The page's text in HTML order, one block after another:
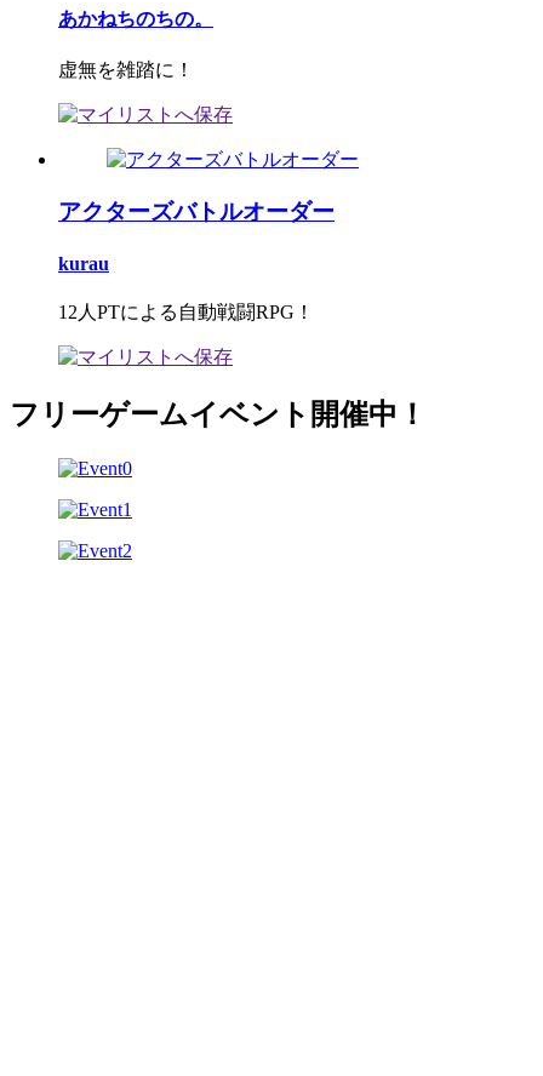
あかねちのちの。
虚無を雑踏に！
アクターズバトルオーダー
kurau
12人PTによる自動戦闘RPG！
フリーゲームイベント開催中！